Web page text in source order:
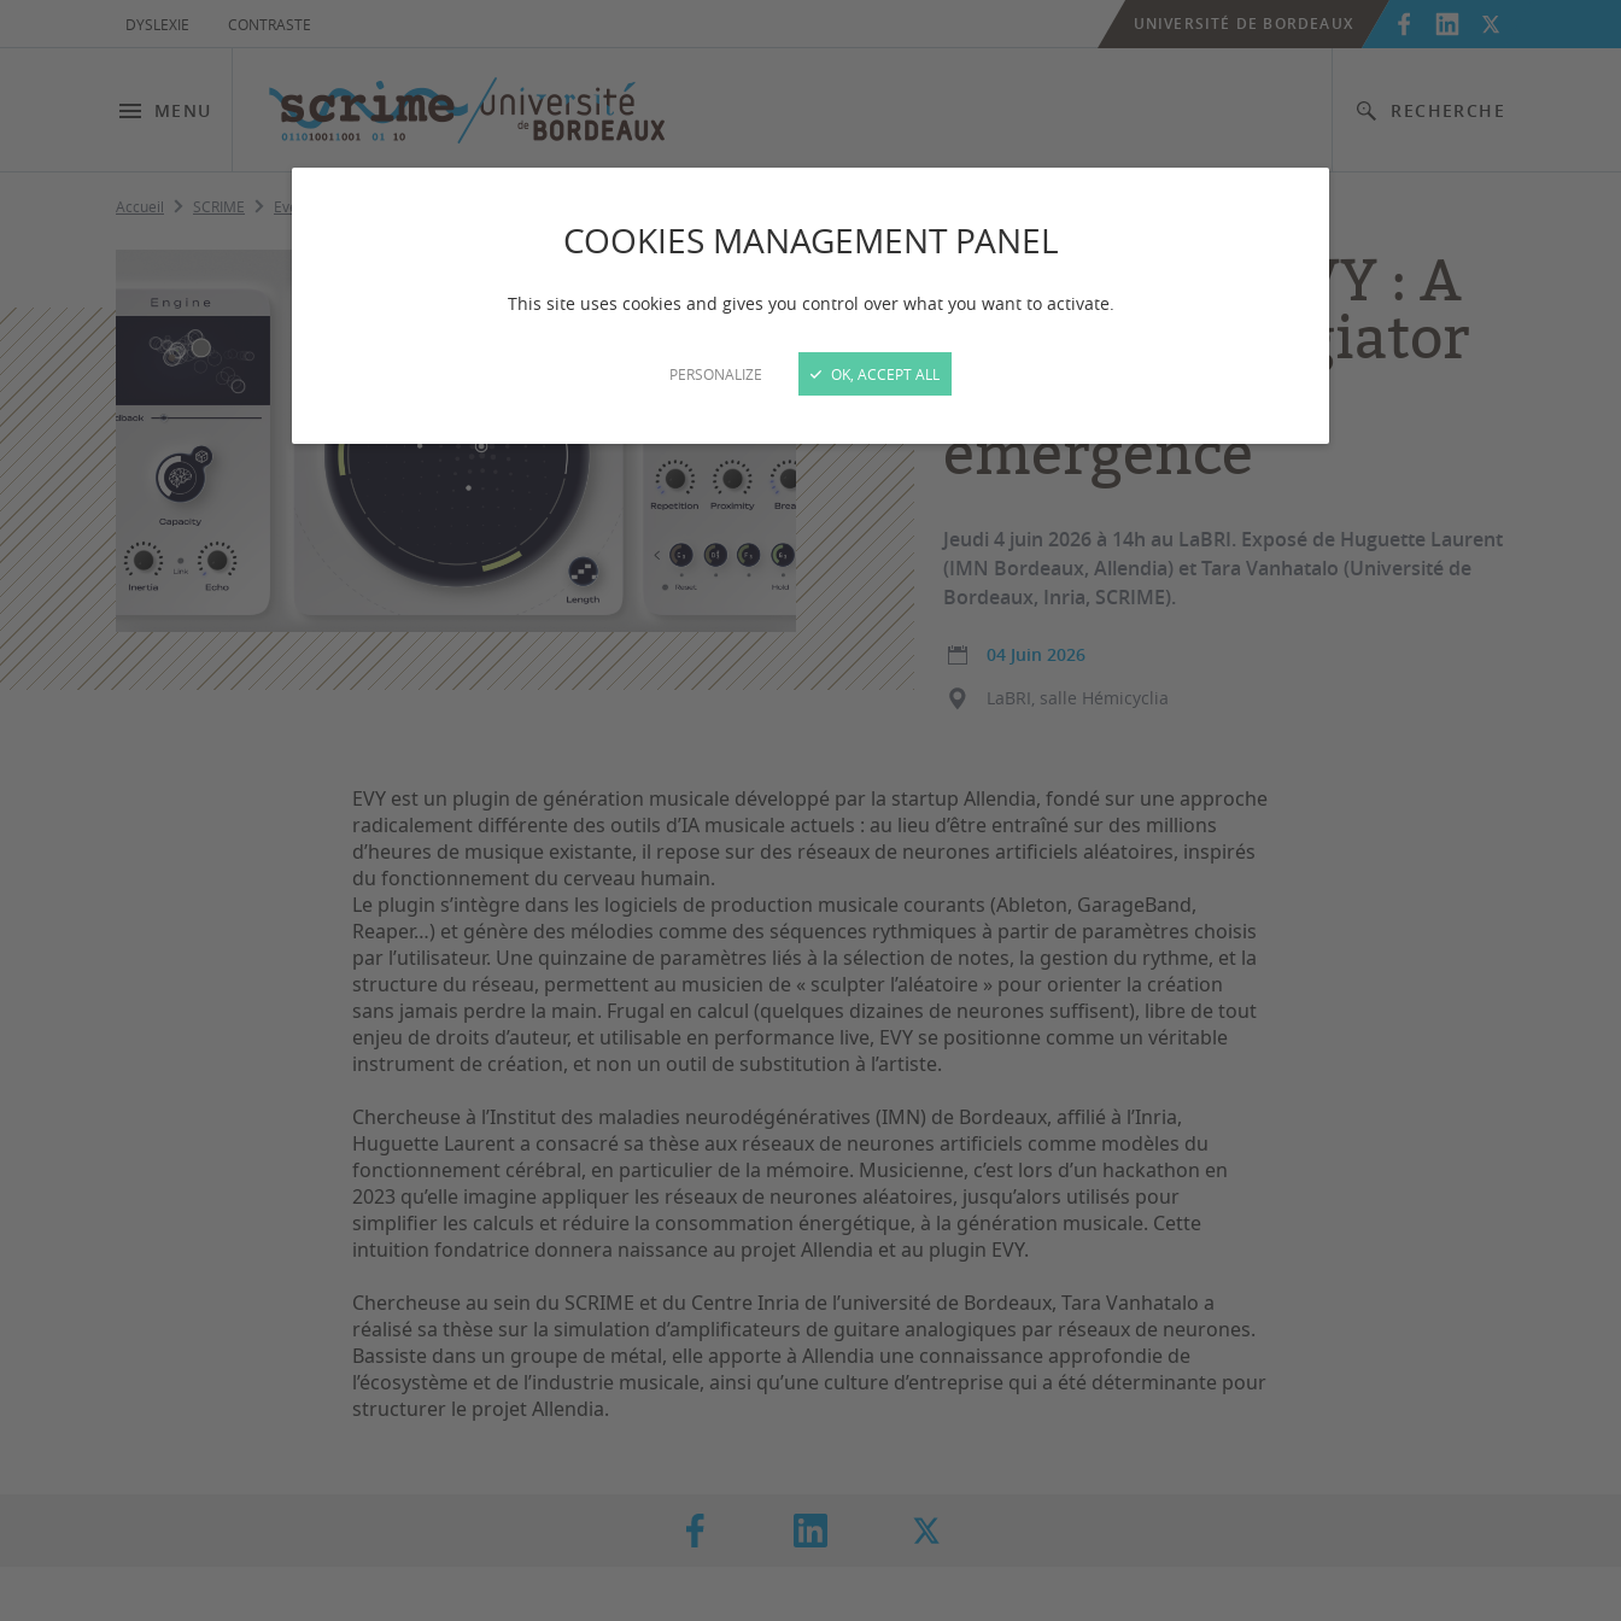
COOKIES MANAGEMENT PANEL
This site uses cookies and gives you control over what you want to activate.
PERSONALIZE OK, ACCEPT ALL
DYSLEXIE CONTRASTE
MENU RECHERCHE
UNIVERSITÉ DE BORDEAUX
Accueil SCRIME Evènements
Séminaire: EVY : A
neural arpeggiator
for melodic
emergence
Jeudi 4 juin 2026 à 14h au LaBRI. Exposé de Huguette Laurent
(IMN Bordeaux, Allendia) et Tara Vanhatalo (Université de
Bordeaux, Inria, SCRIME).
04 Juin 2026
LaBRI, salle Hémicyclia
EVY est un plugin de génération musicale développé par la startup Allendia, fondé sur une approche
radicalement différente des outils d’IA musicale actuels : au lieu d’être entraîné sur des millions
d’heures de musique existante, il repose sur des réseaux de neurones artificiels aléatoires, inspirés
du fonctionnement du cerveau humain.
Le plugin s’intègre dans les logiciels de production musicale courants (Ableton, GarageBand,
Reaper…) et génère des mélodies comme des séquences rythmiques à partir de paramètres choisis
par l’utilisateur. Une quinzaine de paramètres liés à la sélection de notes, la gestion du rythme, et la
structure du réseau, permettent au musicien de « sculpter l’aléatoire » pour orienter la création
sans jamais perdre la main. Frugal en calcul (quelques dizaines de neurones suffisent), libre de tout
enjeu de droits d’auteur, et utilisable en performance live, EVY se positionne comme un véritable
instrument de création, et non un outil de substitution à l’artiste.
Chercheuse à l’Institut des maladies neurodégénératives (IMN) de Bordeaux, affilié à l’Inria,
Huguette Laurent a consacré sa thèse aux réseaux de neurones artificiels comme modèles du
fonctionnement cérébral, en particulier de la mémoire. Musicienne, c’est lors d’un hackathon en
2023 qu’elle imagine appliquer les réseaux de neurones aléatoires, jusqu’alors utilisés pour
simplifier les calculs et réduire la consommation énergétique, à la génération musicale. Cette
intuition fondatrice donnera naissance au projet Allendia et au plugin EVY.
Chercheuse au sein du SCRIME et du Centre Inria de l’université de Bordeaux, Tara Vanhatalo a
réalisé sa thèse sur la simulation d’amplificateurs de guitare analogiques par réseaux de neurones.
Bassiste dans un groupe de métal, elle apporte à Allendia une connaissance approfondie de
l’écosystème et de l’industrie musicale, ainsi qu’une culture d’entreprise qui a été déterminante pour
structurer le projet Allendia.